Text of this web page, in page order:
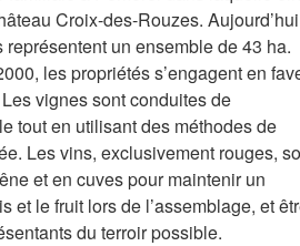
Croix-des-Rouzes.
un ensemble de 43 ha.
les propriétés s’engagent en
vignes sont conduites de
tout en utilisant des méthodes de
Les vins, exclusivement rouges,
et en cuves pour maintenir un
et le fruit lors de l’assemblage, et
du terroir possible.